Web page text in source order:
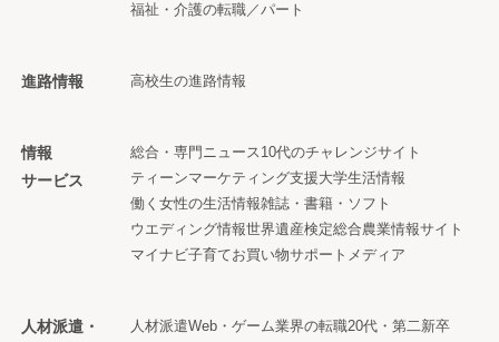
福祉・介護の転職／パート
進路情報 高校生の進路情報
情報
サービス
総合・専門ニュース10代のチャレンジサイト
ティーンマーケティング支援大学生活情報
働く女性の生活情報雑誌・書籍・ソフト
ウエディング情報世界遺産検定総合農業情報サイト
マイナビ子育てお買い物サポートメディア
人材派遣・
人材派遣Web・ゲーム業界の転職20代・第二新卒